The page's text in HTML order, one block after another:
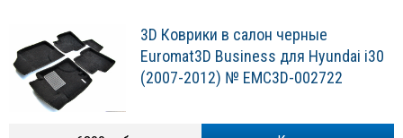
3D Коврики в салон черные
Euromat3D Business для Hyundai i30
(2007-2012) № EMC3D-002722